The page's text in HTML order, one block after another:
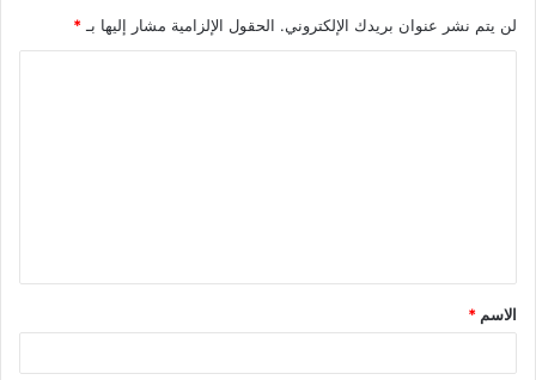
لن يتم نشر عنوان بريدك الإلكتروني. الحقول الإلزامية مشار إليها بـ *
ق
*
الاسم *